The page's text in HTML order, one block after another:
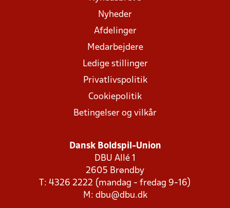
Nyheder
Afdelinger
Medarbejdere
Ledige stillinger
Privatlivspolitik
Cookiepolitik
Betingelser og vilkår
Dansk Boldspil-Union
DBU Allé 1
2605 Brøndby
T: 4326 2222 (mandag - fredag 9-16)
M: dbu@dbu.dk